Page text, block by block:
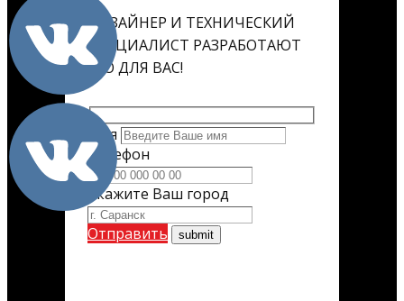
ДИЗАЙНЕР И ТЕХНИЧЕСКИЙ
СПЕЦИАЛИСТ РАЗРАБОТАЮТ
ЕГО ДЛЯ ВАС!
Имя
Телефон
Укажите Ваш город
Отправить